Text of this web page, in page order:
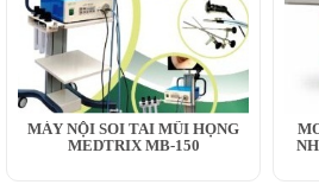
MÁY NỘI SOI TAI MŨI HỌNG
MEDTRIX MB-150